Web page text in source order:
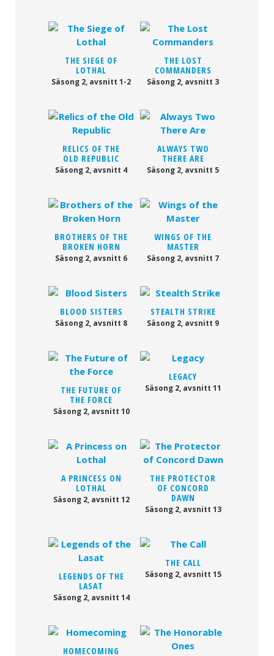
THE SIEGE OF
LOTHAL
Säsong 2, avsnitt 1-2
THE LOST
COMMANDERS
Säsong 2, avsnitt 3
RELICS OF THE
OLD REPUBLIC
Säsong 2, avsnitt 4
ALWAYS TWO
THERE ARE
Säsong 2, avsnitt 5
BROTHERS OF THE
BROKEN HORN
Säsong 2, avsnitt 6
WINGS OF THE
MASTER
Säsong 2, avsnitt 7
BLOOD SISTERS
Säsong 2, avsnitt 8
STEALTH STRIKE
Säsong 2, avsnitt 9
THE FUTURE OF
THE FORCE
Säsong 2, avsnitt 10
LEGACY
Säsong 2, avsnitt 11
A PRINCESS ON
LOTHAL
Säsong 2, avsnitt 12
THE PROTECTOR
OF CONCORD
DAWN
Säsong 2, avsnitt 13
LEGENDS OF THE
LASAT
Säsong 2, avsnitt 14
THE CALL
Säsong 2, avsnitt 15
HOMECOMING